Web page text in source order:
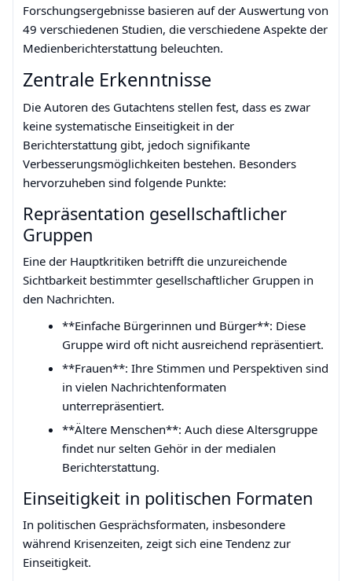
Forschungsergebnisse basieren auf der Auswertung von
49 verschiedenen Studien, die verschiedene Aspekte der
Medienberichterstattung beleuchten.
Zentrale Erkenntnisse
Die Autoren des Gutachtens stellen fest, dass es zwar
keine systematische Einseitigkeit in der
Berichterstattung gibt, jedoch signifikante
Verbesserungsmöglichkeiten bestehen. Besonders
hervorzuheben sind folgende Punkte:
Repräsentation gesellschaftlicher
Gruppen
Eine der Hauptkritiken betrifft die unzureichende
Sichtbarkeit bestimmter gesellschaftlicher Gruppen in
den Nachrichten.
**Einfache Bürgerinnen und Bürger**: Diese
Gruppe wird oft nicht ausreichend repräsentiert.
**Frauen**: Ihre Stimmen und Perspektiven sind
in vielen Nachrichtenformaten
unterrepräsentiert.
**Ältere Menschen**: Auch diese Altersgruppe
findet nur selten Gehör in der medialen
Berichterstattung.
Einseitigkeit in politischen Formaten
In politischen Gesprächsformaten, insbesondere
während Krisenzeiten, zeigt sich eine Tendenz zur
Einseitigkeit.